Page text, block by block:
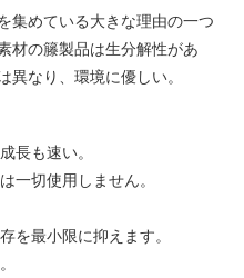
集めている大きな理由の一つ
材の籐製品は生分解性があ
異なり、環境に優しい。
長も速い。
一切使用しません。
を最小限に抑えます。